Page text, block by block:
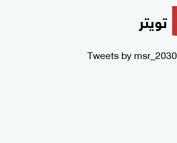
تويتر
Tweets by msr_2030